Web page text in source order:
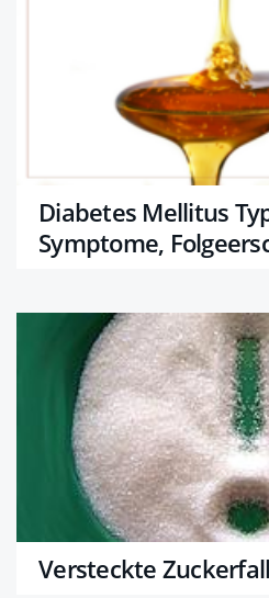
Diabetes Mellitus
Symptome,
Versteckte